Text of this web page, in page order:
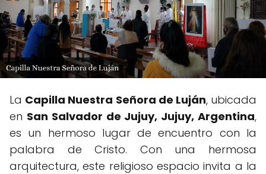
La Capilla Nuestra Señora de Luján, ubicada
en San Salvador de Jujuy, Jujuy, Argentina,
es un hermoso lugar de encuentro con la
palabra de Cristo. Con una hermosa
arquitectura, este religioso espacio invita a la